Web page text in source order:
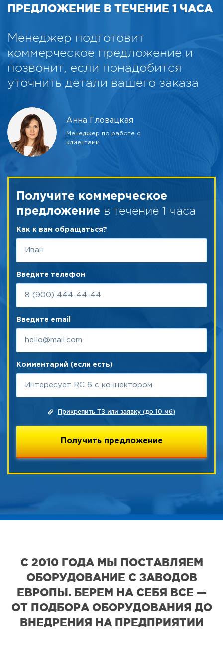
ПРЕДЛОЖЕНИЕ В ТЕЧЕНИЕ 1 ЧАСА
Менеджер подготовит
коммерческое предложение и
позвонит, если понадобится
уточнить детали вашего заказа
Анна Гловацкая
Менеджер по работе с
клиентами
Получите коммерческое
предложение в течение 1 часа
Как к вам обращаться?
Введите телефон
Введите email
Комментарий (если есть)
Прикрепить ТЗ или заявку (до 10 мб)
С 2010 ГОДА МЫ ПОСТАВЛЯЕМ
ОБОРУДОВАНИЕ С ЗАВОДОВ
ЕВРОПЫ. БЕРЕМ НА СЕБЯ ВСЕ —
ОТ ПОДБОРА ОБОРУДОВАНИЯ ДО
ВНЕДРЕНИЯ НА ПРЕДПРИЯТИИ